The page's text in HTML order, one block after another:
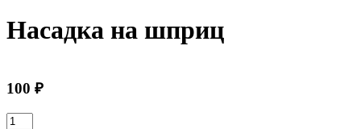
Насадка на шприц
100 ₽
Количество